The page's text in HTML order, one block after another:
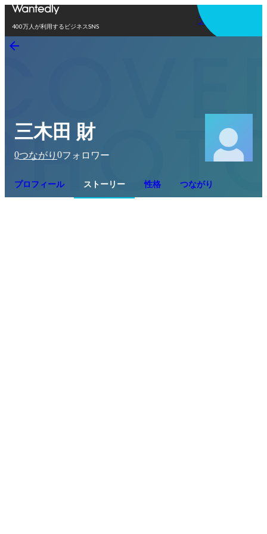
400万人が利用するビジネスSNS
アプリを使う
三木田 財
0つながり 0フォロワー
プロフィール ストーリー 性格 つながり